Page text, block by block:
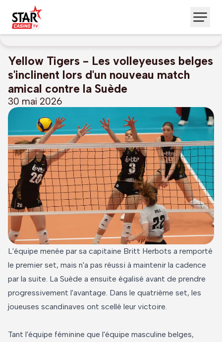
Yellow Tigers - Les volleyeuses belges
s'inclinent lors d'un nouveau match
amical contre la Suède
30 mai 2026
L'équipe menée par sa capitaine Britt Herbots a remporté
le premier set, mais n'a pas réussi à maintenir la cadence
par la suite. La Suède a ensuite égalisé avant de prendre
progressivement l'avantage. Dans le quatrième set, les
joueuses scandinaves ont scellé leur victoire.
Tant l'équipe féminine que l'équipe masculine belges,